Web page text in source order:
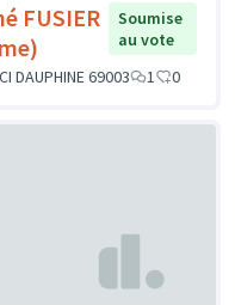
FUSIER
Soumise
au vote
DAUPHINE 69003
1 0